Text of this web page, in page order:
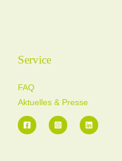
Service
FAQ
Aktuelles & Presse